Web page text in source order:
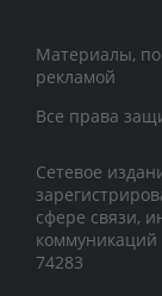
Материалы,
рекламой
Все права
Сетевое
сфере связи,
74283